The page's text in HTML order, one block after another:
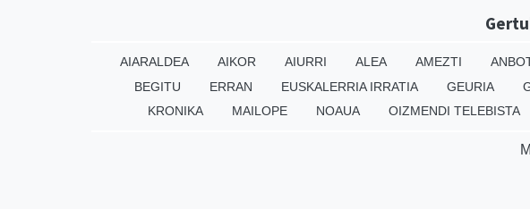
AIARALDEA AIKOR AIURRI ALEA AMEZTI
BEGITU
ERRAN EUSKALERRIA IRRATIA GEURIA
KRONIKA
MAILOPE NOAUA OIZMENDI TELEBISTA